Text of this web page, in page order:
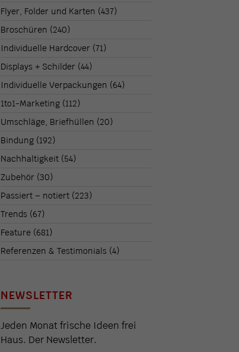
Flyer, Folder und Karten (437)
Broschüren (240)
Individuelle Hardcover (71)
Displays + Schilder (44)
Individuelle Verpackungen (64)
1to1-Marketing (112)
Umschläge, Briefhüllen (20)
Bindung (192)
Nachhaltigkeit (54)
Zubehör (30)
Passiert – notiert (223)
Trends (67)
Feature (681)
Referenzen & Testimonials (4)
NEWSLETTER
Jeden Monat frische Ideen frei
Haus. Der Newsletter.